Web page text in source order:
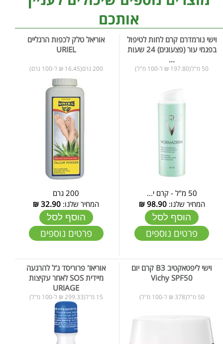
אותכם
וישי נורמדרם קרם לחות לטיפול
בפגמי עור (פצעונים) 24 שעות
...
50 מ"ל(197.80 ₪ ל-100 מ"ל)
50 מ"ל - קרם י...
המחיר שלנו:98.90
₪
הוסף לסל
פרטים נוספים
אוריאל טלק לכפות הרגליים
URIEL
200 גרם(16.45 ₪ ל-100 גרם)
200 גרם
המחיר שלנו: 32.90
₪
הוסף לסל
פרטים נוספים
וישי ליפטאקטיב B3 קרם יום
Vichy SPF50
50 מ"ל(378 ₪ ל-100 מ"ל)
אוריאז' פרוריסד ג'ל להרגעה
מיידית SOS לאחר עקיצות
URIAGE
15 מ"ל(299.33 ₪ ל-100 מ"ל)